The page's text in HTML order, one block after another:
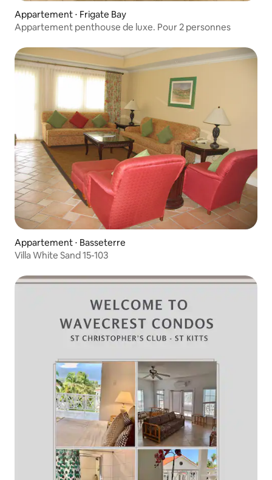
Appartement ⋅ Frigate Bay
Appartement penthouse de luxe. Pour 2 personnes
Appartement ⋅ Basseterre
Villa White Sand 15-103